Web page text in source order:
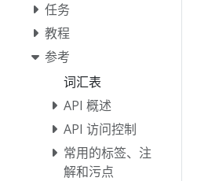
任务
教程
参考
词汇表
API 概述
API 访问控制
常用的标签、注
解和污点